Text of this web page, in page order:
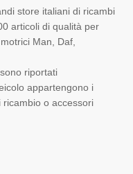
store italiani di ricambi
articoli di qualità per
Man, Daf,
riportati
appartengono i
o accessori